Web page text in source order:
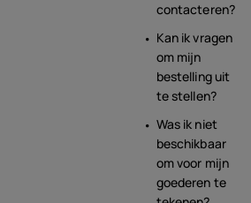
contacteren?
Kan ik vragen
om mijn
bestelling uit
te stellen?
Was ik niet
beschikbaar
om voor mijn
goederen te